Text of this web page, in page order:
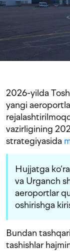
2026-yilda
yangi
vazirligining
strategiyasida
Hujjatga
va Urganch
aeroportlar
oshirishga
Bundan
tashishlar